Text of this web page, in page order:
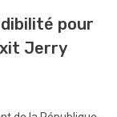
pour
Jerry